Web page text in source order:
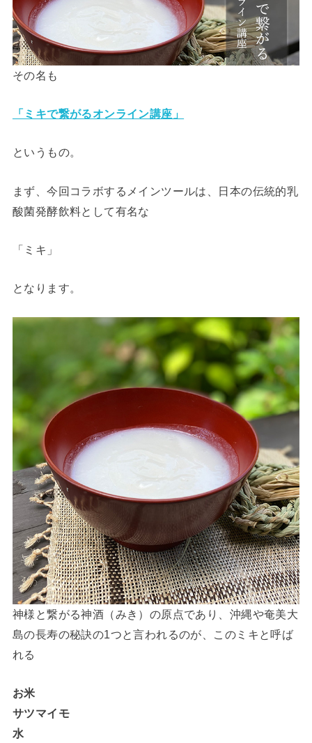
その名も
「ミキで繋がるオンライン講座」
というもの。
まず、今回コラボするメインツールは、日本の伝統的乳
酸菌発酵飲料として有名な
「ミキ」
となります。
神様と繋がる神酒（みき）の原点であり、沖縄や奄美大
島の長寿の秘訣の1つと言われるのが、このミキと呼ば
れる
お米
サツマイモ
水